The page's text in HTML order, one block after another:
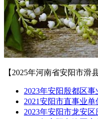
【2025年河南省安阳市滑
2023年安阳殷都区
2021安阳市直事业
2023年安阳市龙安